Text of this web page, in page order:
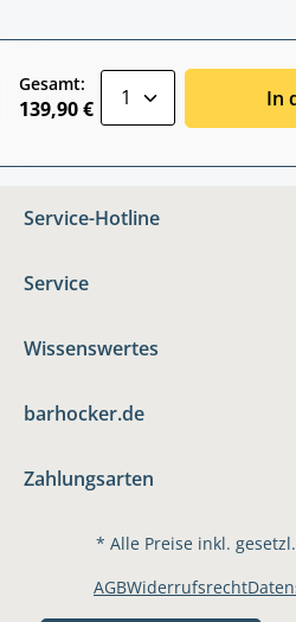
Gesamt:
139,90 € In
Service-Hotline
Service
Wissenswertes
barhocker.de
Zahlungsarten
* Alle Preise inkl.
AGBWiderrufsrecht